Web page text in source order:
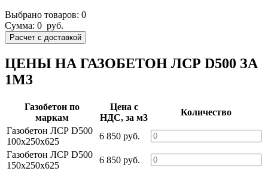
Выбрано товаров: 0
Сумма: 0 руб.
ЦЕНЫ НА ГАЗОБЕТОН ЛСР D500 ЗА
1М3
Газобетон по
маркам
Цена c
НДС, за м3
Количество
Газобетон ЛСР D500
100х250х625
6 850 руб.
Газобетон ЛСР D500
150х250х625
6 850 руб.